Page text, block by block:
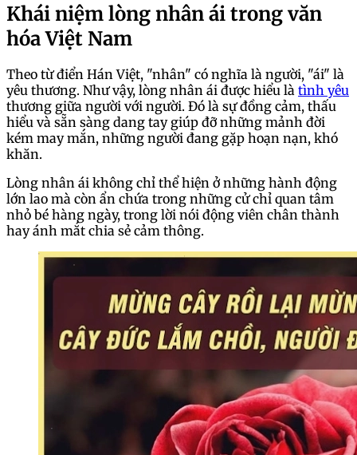
Khái niệm lòng nhân ái trong văn
hóa Việt Nam
Theo từ điển Hán Việt, "nhân" có nghĩa là người, "ái" là
yêu thương. Như vậy, lòng nhân ái được hiểu là tình yêu
thương giữa người với người. Đó là sự đồng cảm, thấu
hiểu và sẵn sàng dang tay giúp đỡ những mảnh đời
kém may mắn, những người đang gặp hoạn nạn, khó
khăn.
Lòng nhân ái không chỉ thể hiện ở những hành động
lớn lao mà còn ẩn chứa trong những cử chỉ quan tâm
nhỏ bé hàng ngày, trong lời nói động viên chân thành
hay ánh mắt chia sẻ cảm thông.